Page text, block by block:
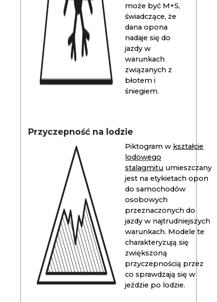
może być M+S,
świadczące, że
dana opona
nadaje się do
jazdy w
warunkach
związanych z
błotem i
śniegiem.
Przyczepność na lodzie
Piktogram w kształcie
lodowego
stalagmitu umieszczany
jest na etykietach opon
do samochodów
osobowych
przeznaczonych do
jazdy w najtrudniejszych
warunkach. Modele te
charakteryzują się
zwiększoną
przyczepnością przez
co sprawdzają się w
jeździe po lodzie.